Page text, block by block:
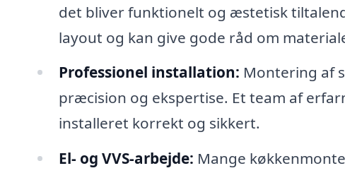
det bliver funktionelt og æstetisk
layout og kan give gode råd om
Professionel installation: Montering af
præcision og ekspertise. Et team af
installeret korrekt og sikkert.
El- og VVS-arbejde: Mange